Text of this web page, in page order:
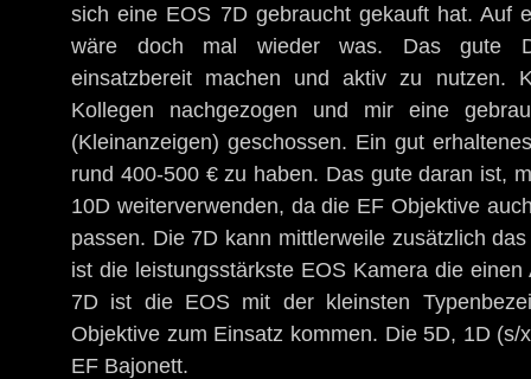
sich eine EOS 7D gebraucht gekauft hat. Auf
wäre doch mal wieder was. Das gute
einsatzbereit machen und aktiv zu nutzen.
Kollegen nachgezogen und mir eine
(Kleinanzeigen) geschossen. Ein gut
rund 400-500 € zu haben. Das gute daran ist,
10D weiterverwenden, da die EF Objektive
passen. Die 7D kann mittlerweile zusätzlich
ist die leistungsstärkste EOS Kamera die
7D ist die EOS mit der kleinsten
Objektive zum Einsatz kommen. Die 5D, 1D
EF Bajonett.